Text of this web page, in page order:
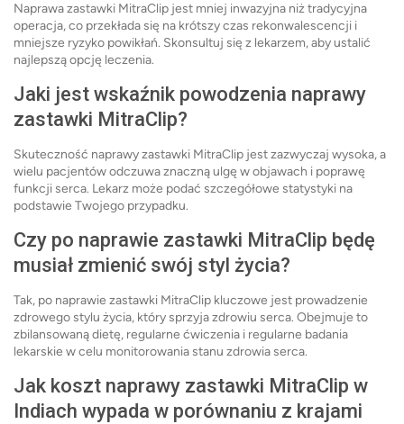
Naprawa zastawki MitraClip jest mniej inwazyjna niż tradycyjna
operacja, co przekłada się na krótszy czas rekonwalescencji i
mniejsze ryzyko powikłań. Skonsultuj się z lekarzem, aby ustalić
najlepszą opcję leczenia.
Jaki jest wskaźnik powodzenia naprawy
zastawki MitraClip?
Skuteczność naprawy zastawki MitraClip jest zazwyczaj wysoka, a
wielu pacjentów odczuwa znaczną ulgę w objawach i poprawę
funkcji serca. Lekarz może podać szczegółowe statystyki na
podstawie Twojego przypadku.
Czy po naprawie zastawki MitraClip będę
musiał zmienić swój styl życia?
Tak, po naprawie zastawki MitraClip kluczowe jest prowadzenie
zdrowego stylu życia, który sprzyja zdrowiu serca. Obejmuje to
zbilansowaną dietę, regularne ćwiczenia i regularne badania
lekarskie w celu monitorowania stanu zdrowia serca.
Jak koszt naprawy zastawki MitraClip w
Indiach wypada w porównaniu z krajami